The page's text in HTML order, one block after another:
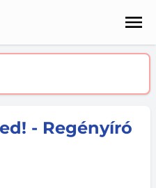
- Regényíró